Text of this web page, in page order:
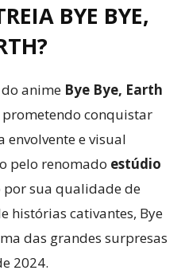
BYE BYE,
anime Bye Bye, Earth
prometendo conquistar
envolvente e visual
pelo renomado estúdio
por sua qualidade de
histórias cativantes, Bye
das grandes surpresas
2024.